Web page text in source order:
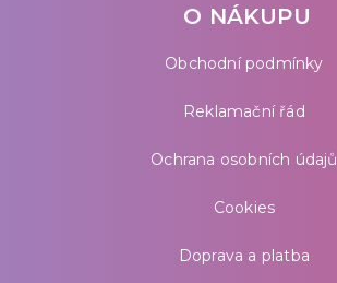
O NÁKUPU
Obchodní podmínky
Reklamační řád
Ochrana osobních údajů
Cookies
Doprava a platba